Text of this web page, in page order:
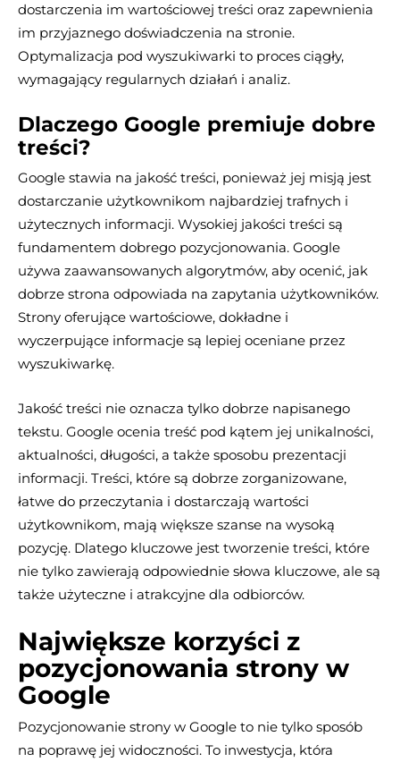
dostarczenia im wartościowej treści oraz zapewnienia
im przyjaznego doświadczenia na stronie.
Optymalizacja pod wyszukiwarki to proces ciągły,
wymagający regularnych działań i analiz.
Dlaczego Google premiuje dobre
treści?
Google stawia na jakość treści, ponieważ jej misją jest
dostarczanie użytkownikom najbardziej trafnych i
użytecznych informacji. Wysokiej jakości treści są
fundamentem dobrego pozycjonowania. Google
używa zaawansowanych algorytmów, aby ocenić, jak
dobrze strona odpowiada na zapytania użytkowników.
Strony oferujące wartościowe, dokładne i
wyczerpujące informacje są lepiej oceniane przez
wyszukiwarkę.
Jakość treści nie oznacza tylko dobrze napisanego
tekstu. Google ocenia treść pod kątem jej unikalności,
aktualności, długości, a także sposobu prezentacji
informacji. Treści, które są dobrze zorganizowane,
łatwe do przeczytania i dostarczają wartości
użytkownikom, mają większe szanse na wysoką
pozycję. Dlatego kluczowe jest tworzenie treści, które
nie tylko zawierają odpowiednie słowa kluczowe, ale są
także użyteczne i atrakcyjne dla odbiorców.
Największe korzyści z
pozycjonowania strony w
Google
Pozycjonowanie strony w Google to nie tylko sposób
na poprawę jej widoczności. To inwestycja, która